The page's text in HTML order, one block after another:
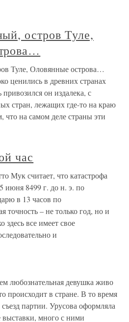
остров Туле,
Туле, Оловянные острова…
ценились в древних странах
он издалека, с
стран, лежащих где-то на краю
что на самом деле страны эти
час
Мук считает, что катастрофа
июня 8499 г. до н. э. по
в 13 часов по
точность – не только год, но и
здесь все имеет свое
и
любознательная девушка живо
происходит в стране. В то время
партии. Урусова оформляла
много с ними